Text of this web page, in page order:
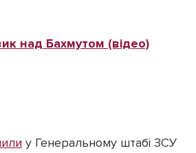
над Бахмутом (відео)
у Генеральному штабі ЗСУ